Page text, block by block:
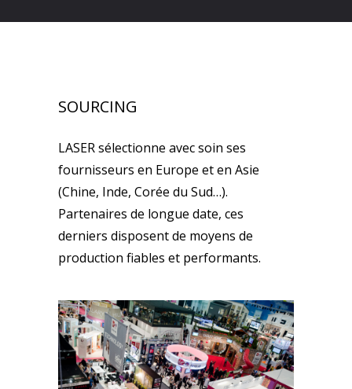
SOURCING
LASER sélectionne avec soin ses
fournisseurs en Europe et en Asie
(Chine, Inde, Corée du Sud…).
Partenaires de longue date, ces
derniers disposent de moyens de
production fiables et performants.